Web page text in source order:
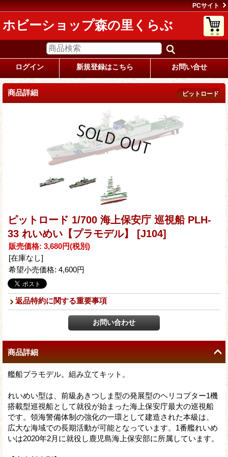
PCサイト
ホビーショップ森の里くらぶ
ログイン 新規登録はこちら お問い合せ
商品詳細 ピットロード
ピットロード 1/700 海上保安庁 巡視船 PLH-
33 れいめい【プラモデル】
[J104]
販売価格: 3,680円(税別)
[在庫なし]
希望小売価格: 4,600円
返品特約に関する重要事項
商品詳細
艦船プラモデル。組み立てキット。
れいめい型は、前級あきつしま型の発展型のヘリコプター1機
搭載型巡視船として就役が始まった海上保安庁最大の巡視船
です。領海警備体制の強化の一環として建造された本級は、
広大な海域での長期活動が可能となっています。1番艦れいめ
いは2020年2月に就役し鹿児島海上保安部に所属しています。